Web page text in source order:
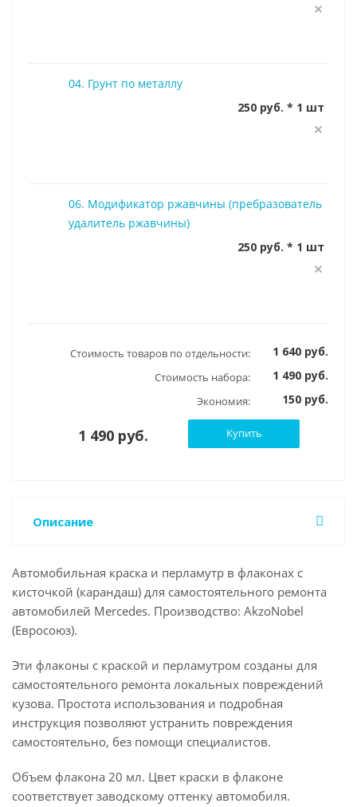
04. Грунт по металлу
250 руб. * 1 шт
06. Модификатор ржавчины (пребразователь
удалитель ржавчины)
250 руб. * 1 шт
Стоимость товаров по отдельности: 1 640 руб.
Стоимость набора: 1 490 руб.
Экономия: 150 руб.
1 490 руб. Купить
Описание
Автомобильная краска и перламутр в флаконах с
кисточкой (карандаш) для самостоятельного ремонта
автомобилей Mercedes. Производство: AkzoNobel
(Евросоюз).
Эти флаконы с краской и перламутром созданы для
самостоятельного ремонта локальных повреждений
кузова. Простота использования и подробная
инструкция позволяют устранить повреждения
самостоятельно, без помощи специалистов.
Объем флакона 20 мл. Цвет краски в флаконе
соответствует заводскому оттенку автомобиля.